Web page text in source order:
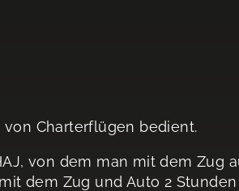
Charterflügen bedient.
von dem man mit dem Zug
dem Zug und Auto 2